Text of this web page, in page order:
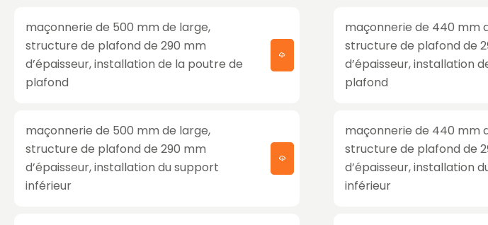
maçonnerie de 500 mm de large,
structure de plafond de 290 mm
d’épaisseur, installation de la poutre de
plafond
maçonnerie de 500 mm de large,
structure de plafond de 290 mm
d’épaisseur, installation du support
inférieur
maçonnerie de 440 mm
structure de plafond de
d’épaisseur, installation
plafond
maçonnerie de 440 mm
structure de plafond de
d’épaisseur, installation
inférieur